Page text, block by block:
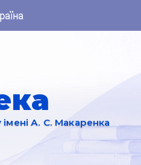
А. С. Макаренка